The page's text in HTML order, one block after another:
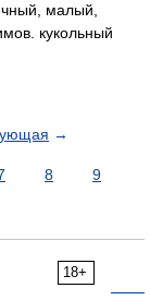
малый,
кукольный
→
8
9
18+